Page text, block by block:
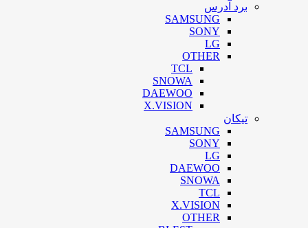
برد آدرس
SAMSUNG
SONY
LG
OTHER
TCL
SNOWA
DAEWOO
X.VISION
تیکان
SAMSUNG
SONY
LG
DAEWOO
SNOWA
TCL
X.VISION
OTHER